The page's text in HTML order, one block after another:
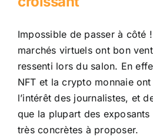
Impossible de passer à côté
marchés virtuels ont bon
ressenti lors du salon. En
NFT et la crypto monnaie
l’intérêt des journalistes, et
que la plupart des
très concrètes à proposer.